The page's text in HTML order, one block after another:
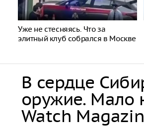
Уже не стесняясь. Что за
элитный клуб собрался в Москве
В сердце
оружие. Мало
Watch